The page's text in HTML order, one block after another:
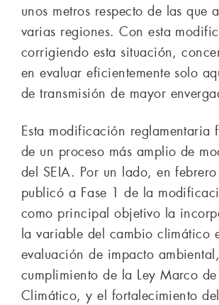
unos metros respecto de las que
varias regiones. Con esta
corrigiendo esta situación,
en evaluar eficientemente solo
de transmisión de mayor
Esta modificación reglamentaria
de un proceso más amplio de
del SEIA. Por un lado, en
publicó a Fase 1 de la
como principal objetivo la
la variable del cambio climático
evaluación de impacto
cumplimiento de la Ley Marco
Climático, y el fortalecimiento